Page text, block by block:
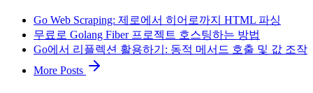
Go Web Scraping: 제로에서 히어로까지 HTML 파싱
무료로 Golang Fiber 프로젝트 호스팅하는 방법
Go에서 리플렉션 활용하기: 동적 메서드 호출 및 값 조작
More Posts